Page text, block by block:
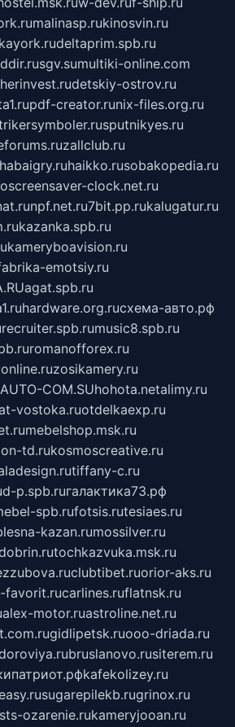
malinasp.rukinosvin.ru
deltaprim.spb.ru
sgv.sumultiki-online.com
detskiy-ostrov.ru
pdf-creator.runix-files.org.ru
sputnikyes.ru
zallclub.ru
habaigry.ruhaikko.rusobakopedia.ru
screensaver-clock.net.ru
npf.net.ru7bit.pp.rukalugatur.ru
kazanka.spb.ru
kameryboavision.ru
emotsiy.ru
agat.spb.ru
hardware.org.ruсхема-авто.рф
recruiter.spb.rumusic8.spb.ru
romanofforex.ru
zosikamery.ru
AUTO-COM.SUhohota.netalimy.ru
vostoka.ruotdelkaexp.ru
mebelshop.msk.ru
td.rukosmoscreative.ru
tiffany-c.ru
d-p.spb.ruгалактика73.рф
spb.rufotsis.rutesiaes.ru
kazan.rumossilver.ru
tochkazvuka.msk.ru
clubtibet.ruorior-aks.ru
favorit.rucarlines.ruflatnsk.ru
alex-motor.ruastroline.net.ru
gidlipetsk.ruooo-driada.ru
bruslanovo.rusiterem.ru
kafekolizey.ru
sugarepilekb.rugrinox.ru
ozarenie.rukameryjooan.ru